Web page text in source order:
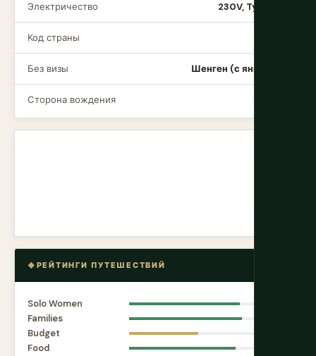
Электричество 230V, Type C/F
Код страны
Без визы Шенген (с янв 2023)
Сторона вождения
РЕЙТИНГИ ПУТЕШЕСТВИЙ
Solo Women
Families
Budget
Food